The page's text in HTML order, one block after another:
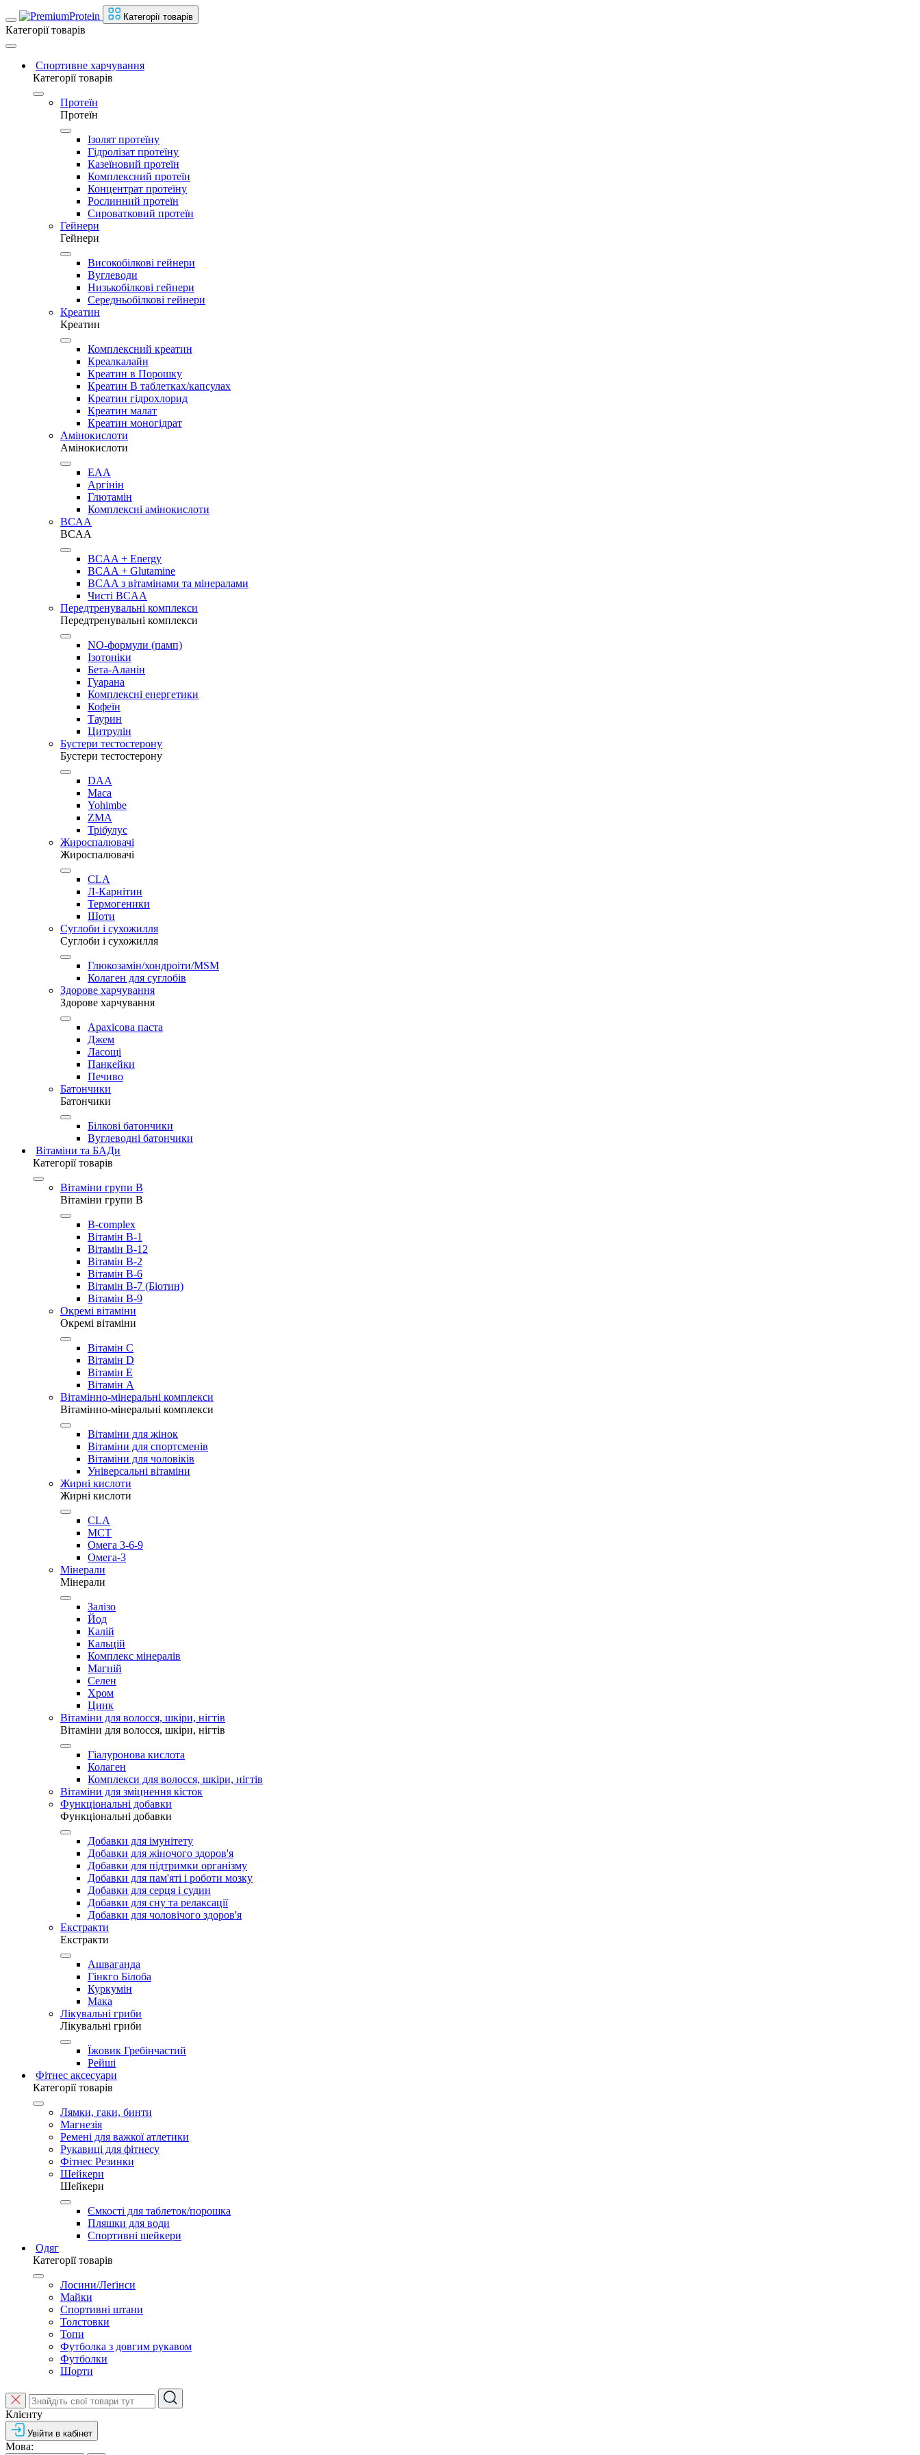
Категорії товарів
Категорії товарів
Спортивне харчування
Категорії товарів
Протеїн
Протеїн
Ізолят протеїну
Гідролізат протеїну
Казеїновий протеїн
Комплексний протеїн
Концентрат протеїну
Рослинний протеїн
Сироватковий протеїн
Гейнери
Гейнери
Високобілкові гейнери
Вуглеводи
Низькобілкові гейнери
Середньобілкові гейнери
Креатин
Креатин
Комплексний креатин
Креалкалайн
Креатин в Порошку
Креатин В таблетках/капсулах
Креатин гідрохлорид
Креатин малат
Креатин моногідрат
Амінокислоти
Амінокислоти
EAA
Аргінін
Глютамін
Комплексні амінокислоти
BCAA
BCAA
BCAA + Energy
BCAA + Glutamine
BCAA з вітамінами та мінералами
Чисті BCAA
Передтренувальні комплекси
Передтренувальні комплекси
NO-формули (памп)
Ізотоніки
Бета-Аланін
Гуарана
Комплексні енергетики
Кофеїн
Таурин
Цитрулін
Бустери тестостерону
Бустери тестостерону
DAA
Maca
Yohimbe
ZMA
Трібулус
Жироспалювачі
Жироспалювачі
CLA
Л-Карнітин
Термогеники
Шоти
Суглоби і сухожилля
Суглоби і сухожилля
Глюкозамін/хондроіти/MSM
Колаген для суглобів
Здорове харчування
Здорове харчування
Арахісова паста
Джем
Ласощі
Панкейки
Печиво
Батончики
Батончики
Білкові батончики
Вуглеводні батончики
Вітаміни та БАДи
Категорії товарів
Вітаміни групи B
Вітаміни групи B
B-complex
Вітамін B-1
Вітамін B-12
Вітамін B-2
Вітамін B-6
Вітамін B-7 (Біотин)
Вітамін B-9
Окремі вітаміни
Окремі вітаміни
Вітамін C
Вітамін D
Вітамін E
Вітамін А
Вітамінно-мінеральні комплекси
Вітамінно-мінеральні комплекси
Вітаміни для жінок
Вітаміни для спортсменів
Вітаміни для чоловіків
Універсальні вітаміни
Жирні кислоти
Жирні кислоти
CLA
MCT
Омега 3-6-9
Омега-3
Мінерали
Мінерали
Залізо
Йод
Калій
Кальцій
Комплекс мінералів
Магній
Селен
Хром
Цинк
Вітаміни для волосся, шкіри, нігтів
Вітаміни для волосся, шкіри, нігтів
Гіалуронова кислота
Колаген
Комплекси для волосся, шкіри, нігтів
Вітаміни для зміцнення кісток
Функціональні добавки
Функціональні добавки
Добавки для імунітету
Добавки для жіночого здоров'я
Добавки для підтримки організму
Добавки для пам'яті і роботи мозку
Добавки для серця і судин
Добавки для сну та релаксації
Добавки для чоловічого здоров'я
Екстракти
Екстракти
Ашваганда
Гінкго Білоба
Куркумін
Мака
Лікувальні гриби
Лікувальні гриби
Їжовик Гребінчастий
Рейші
Фітнес аксесуари
Категорії товарів
Лямки, гаки, бинти
Магнезія
Ремені для важкої атлетики
Рукавиці для фітнесу
Фітнес Резинки
Шейкери
Шейкери
Ємкості для таблеток/порошка
Пляшки для води
Спортивні шейкери
Одяг
Категорії товарів
Лосини/Леґінси
Майки
Спортивні штани
Толстовки
Топи
Футболка з довгим рукавом
Футболки
Шорти
Клієнту
Увійти в кабінет
Мова: